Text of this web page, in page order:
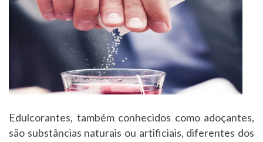
Edulcorantes, também conhecidos como adoçantes,
são substâncias naturais ou artificiais, diferentes dos